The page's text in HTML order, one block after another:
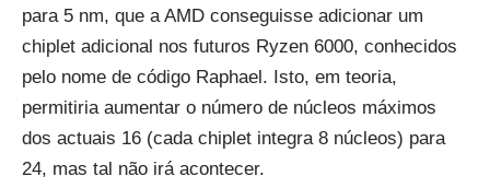
para 5 nm, que a AMD conseguisse adicionar um
chiplet adicional nos futuros Ryzen 6000, conhecidos
pelo nome de código Raphael. Isto, em teoria,
permitiria aumentar o número de núcleos máximos
dos actuais 16 (cada chiplet integra 8 núcleos) para
24, mas tal não irá acontecer.